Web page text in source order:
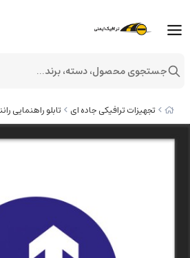
تجهیزات ترافیکی جاده ای تابلو راهنمایی
جستجوی محصول، دسته، برند...